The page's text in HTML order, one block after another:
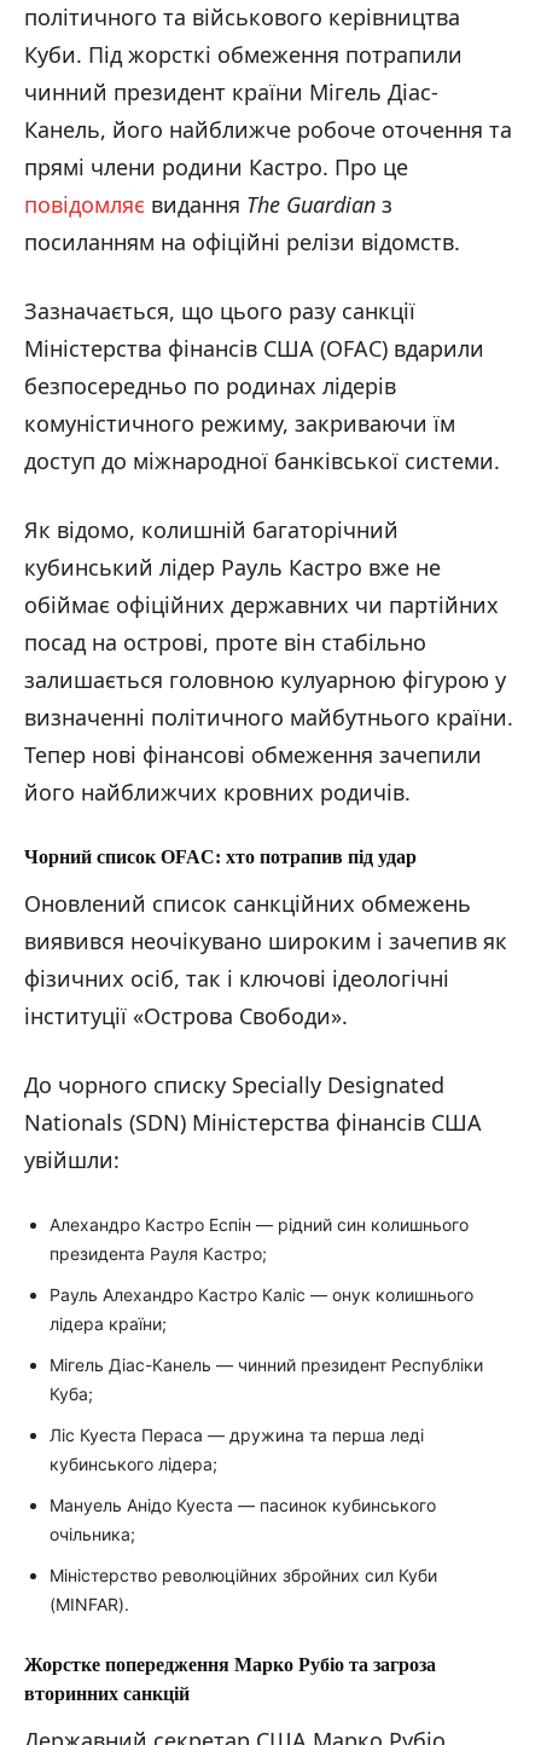
політичного та військового керівництва
Куби. Під жорсткі обмеження потрапили
чинний президент країни Мігель Діас-
Канель, його найближче робоче оточення та
прямі члени родини Кастро. Про це
повідомляє видання The Guardian з
посиланням на офіційні релізи відомств.
Зазначається, що цього разу санкції
Міністерства фінансів США (OFAC) вдарили
безпосередньо по родинах лідерів
комуністичного режиму, закриваючи їм
доступ до міжнародної банківської системи.
Як відомо, колишній багаторічний
кубинський лідер Рауль Кастро вже не
обіймає офіційних державних чи партійних
посад на острові, проте він стабільно
залишається головною кулуарною фігурою у
визначенні політичного майбутнього країни.
Тепер нові фінансові обмеження зачепили
його найближчих кровних родичів.
Чорний список OFAC: хто потрапив під удар
Оновлений список санкційних обмежень
виявився неочікувано широким і зачепив як
фізичних осіб, так і ключові ідеологічні
інституції «Острова Свободи».
До чорного списку Specially Designated
Nationals (SDN) Міністерства фінансів США
увійшли:
Алехандро Кастро Еспін — рідний син колишнього
президента Рауля Кастро;
Рауль Алехандро Кастро Каліс — онук колишнього
лідера країни;
Мігель Діас-Канель — чинний президент Республіки
Куба;
Ліс Куеста Пераса — дружина та перша леді
кубинського лідера;
Мануель Анідо Куеста — пасинок кубинського
очільника;
Міністерство революційних збройних сил Куби
(MINFAR).
Жорстке попередження Марко Рубіо та загроза
вторинних санкцій